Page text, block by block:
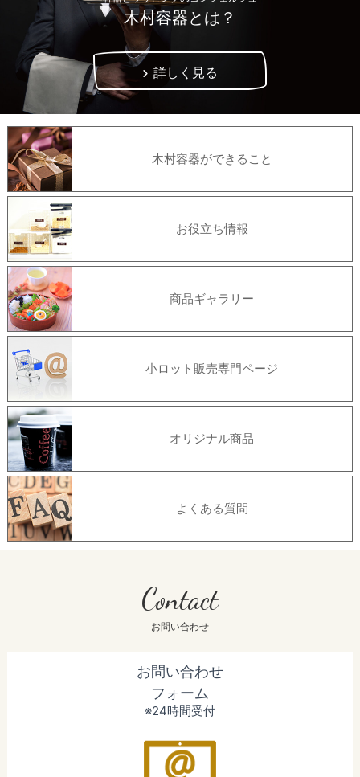
木村容器とは？
詳しく見る
木村容器ができること
お役立ち情報
商品ギャラリー
小ロット販売専門ページ
オリジナル商品
よくある質問
Contact
お問い合わせ
お問い合わせ
フォーム
※24時間受付